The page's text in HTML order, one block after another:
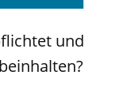
und